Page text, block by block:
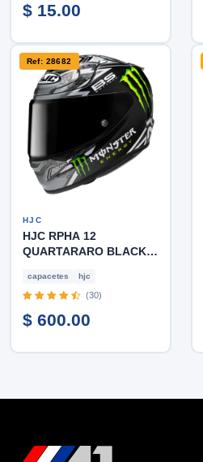
$ 15.00
Ref: 28682
HJC
HJC RPHA 12
QUARTARARO BLACK
capacetes hjc
(30)
$ 600.00